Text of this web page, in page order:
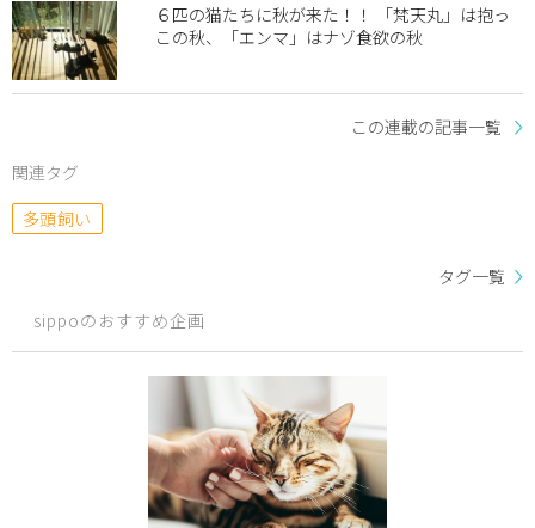
６匹の猫たちに秋が来た！！ 「梵天丸」は抱っ
この秋、「エンマ」はナゾ食欲の秋
この連載の記事一覧
関連タグ
多頭飼い
タグ一覧
sippoのおすすめ企画